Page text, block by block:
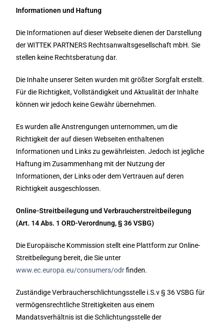
Informationen und Haftung
Die Informationen auf dieser Webseite dienen der Darstellung
der WITTEK PARTNERS Rechtsanwaltsgesellschaft mbH. Sie
stellen keine Rechtsberatung dar.
Die Inhalte unserer Seiten wurden mit größter Sorgfalt erstellt.
Für die Richtigkeit, Vollständigkeit und Aktualität der Inhalte
können wir jedoch keine Gewähr übernehmen.
Es wurden alle Anstrengungen unternommen, um die
Richtigkeit der auf diesen Webseiten enthaltenen
Informationen und Links zu gewährleisten. Jedoch ist jegliche
Haftung im Zusammenhang mit der Nutzung der
Informationen, der Links oder dem Vertrauen auf deren
Richtigkeit ausgeschlossen.
Online-Streitbeilegung und Verbraucherstreitbeilegung
(Art. 14 Abs. 1 ORD-Verordnung, § 36 VSBG)
Die Europäische Kommission stellt eine Plattform zur Online-
Streitbeilegung bereit, die Sie unter
www.ec.europa.eu/consumers/odrfinden.
Zuständige Verbraucherschlichtungsstelle i.S.v § 36 VSBG für
vermögensrechtliche Streitigkeiten aus einem
Mandatsverhältnis ist die Schlichtungsstelle der